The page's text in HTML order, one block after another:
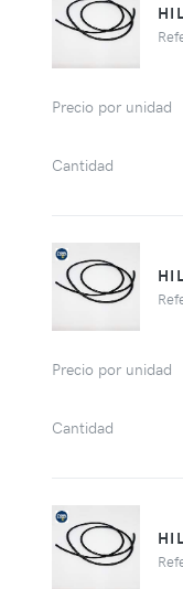
Precio por unidad
Cantidad
Precio por unidad
Cantidad